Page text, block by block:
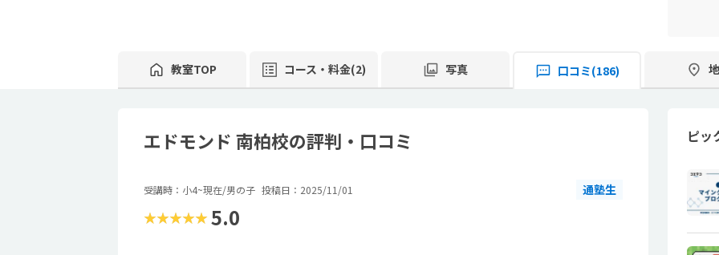
教室TOP コース・料金(2) 写真 口コミ(186)
エドモンド 南柏校の評判・口コミ
受講時：小4~現在/男の子 投稿日：2025/11/01 通塾生
★★★★★ 5.0
ピッ